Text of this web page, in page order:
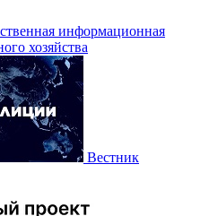
информационная
хозяйства
Вестник